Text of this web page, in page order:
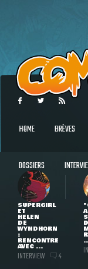
HOME BRÈVES
DOSSIERS
SUPERGIRL
ET
HELEN
DE
WYNDHORN
:
RENCONTRE
AVEC ...
INTERVIEW 4